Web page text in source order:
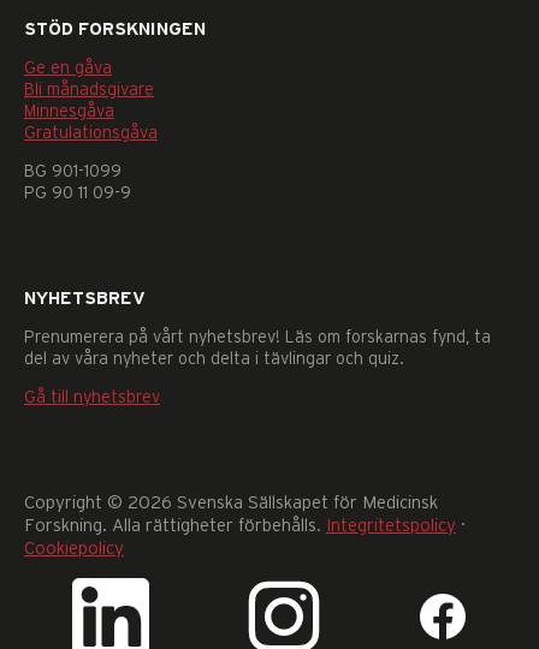
STÖD FORSKNINGEN
Ge en gåva
Bli månadsgivare
Minnesgåva
Gratulationsgåva
BG 901-1099
PG 90 11 09-9
NYHETSBREV
Prenumerera på vårt nyhetsbrev! Läs om forskarnas fynd, ta
del av våra nyheter och delta i tävlingar och quiz.
Gå till nyhetsbrev
Copyright © 2026 Svenska Sällskapet för Medicinsk
Forskning. Alla rättigheter förbehålls. Integritetspolicy ·
Cookiepolicy
Nödvändiga
Dessa
kakor
går
att
välja
för
att
hemsidan
huvud
Statistik
För
att
kunna